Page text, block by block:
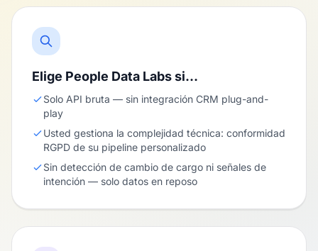
Elige People Data Labs si…
Solo API bruta — sin integración CRM plug-and-
play
Usted gestiona la complejidad técnica: conformidad
RGPD de su pipeline personalizado
Sin detección de cambio de cargo ni señales de
intención — solo datos en reposo